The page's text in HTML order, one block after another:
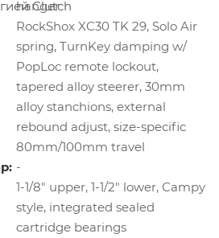
Clutch
hanger
RockShox XC30 TK 29, Solo Air
spring, TurnKey damping w/
PopLoc remote lockout,
tapered alloy steerer, 30mm
alloy stanchions, external
rebound adjust, size-specific
80mm/100mm travel
-
1-1/8" upper, 1-1/2" lower, Campy
style, integrated sealed
cartridge bearings